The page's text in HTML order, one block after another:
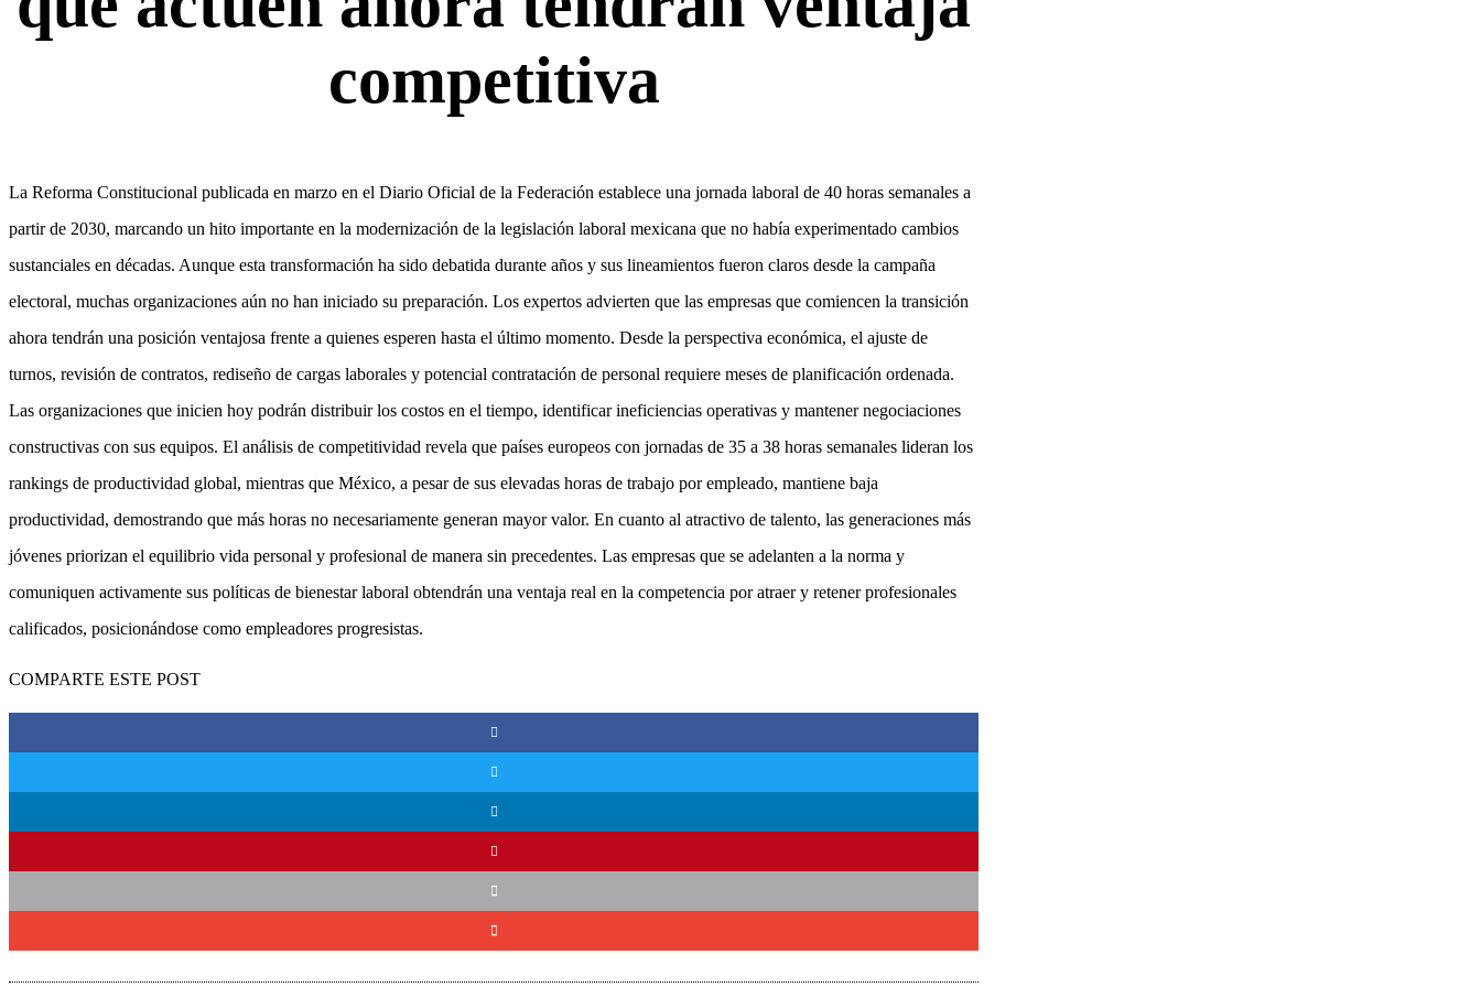
competitiva
La Reforma Constitucional publicada en marzo en el Diario Oficial de la Federación establece una jornada laboral de 40 horas semanales a
partir de 2030, marcando un hito importante en la modernización de la legislación laboral mexicana que no había experimentado cambios
sustanciales en décadas. Aunque esta transformación ha sido debatida durante años y sus lineamientos fueron claros desde la campaña
electoral, muchas organizaciones aún no han iniciado su preparación. Los expertos advierten que las empresas que comiencen la transición
ahora tendrán una posición ventajosa frente a quienes esperen hasta el último momento. Desde la perspectiva económica, el ajuste de
turnos, revisión de contratos, rediseño de cargas laborales y potencial contratación de personal requiere meses de planificación ordenada.
Las organizaciones que inicien hoy podrán distribuir los costos en el tiempo, identificar ineficiencias operativas y mantener negociaciones
constructivas con sus equipos. El análisis de competitividad revela que países europeos con jornadas de 35 a 38 horas semanales lideran los
rankings de productividad global, mientras que México, a pesar de sus elevadas horas de trabajo por empleado, mantiene baja
productividad, demostrando que más horas no necesariamente generan mayor valor. En cuanto al atractivo de talento, las generaciones más
jóvenes priorizan el equilibrio vida personal y profesional de manera sin precedentes. Las empresas que se adelanten a la norma y
comuniquen activamente sus políticas de bienestar laboral obtendrán una ventaja real en la competencia por atraer y retener profesionales
calificados, posicionándose como empleadores progresistas.
COMPARTE ESTE POST